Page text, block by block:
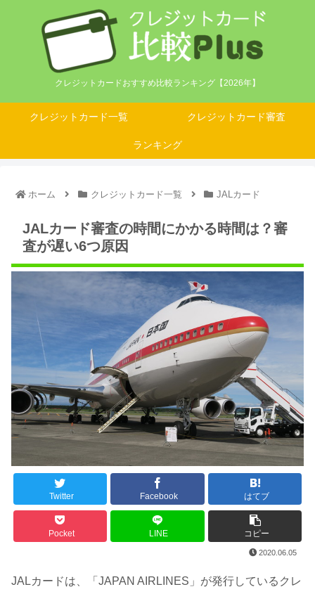
クレジットカードおすすめ比較ランキング【2026年】
クレジットカード一覧 クレジットカード審査
ランキング
ホーム クレジットカード一覧 JALカード
JALカード審査の時間にかかる時間は？審
査が遅い6つ原因
Twitter Facebook はてブ
Pocket LINE コピー
2020.06.05
JALカードは、「JAPAN AIRLINES」が発行しているクレ